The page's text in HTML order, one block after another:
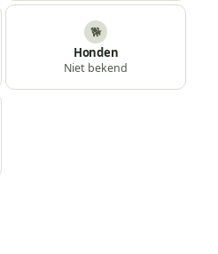
🐕
Honden
Niet bekend